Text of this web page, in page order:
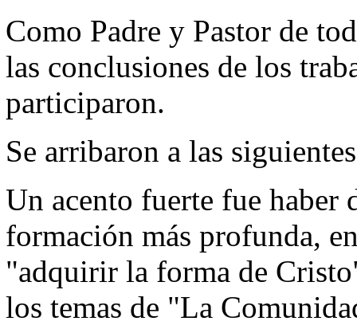
Como Padre y Pastor de
las conclusiones de los
participaron.
Se arribaron a las
Un acento fuerte fue haber
formación más profunda,
"adquirir la forma de
los temas de "La